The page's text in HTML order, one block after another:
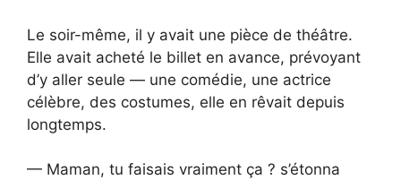
Le soir-même, il y avait une pièce de théâtre.
Elle avait acheté le billet en avance, prévoyant
d’y aller seule — une comédie, une actrice
célèbre, des costumes, elle en rêvait depuis
longtemps.
— Maman, tu faisais vraiment ça ? s’étonna